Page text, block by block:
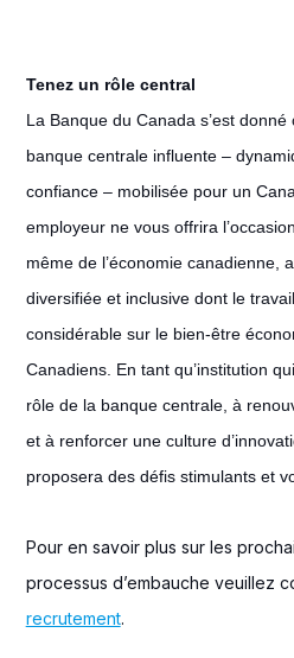
Tenez un rôle central
La Banque du Canada s’est donné
banque centrale influente –
confiance – mobilisée pour un
employeur ne vous offrira
même de l’économie canadienne,
diversifiée et inclusive dont le
considérable sur le bien-être
Canadiens. En tant qu’institution
rôle de la banque centrale, à
et à renforcer une culture
proposera des défis stimulants et
Pour en savoir plus sur les
processus d’embauche veuillez
recrutement.